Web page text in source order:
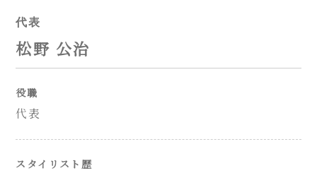
代表
松野 公治
役職
代表
スタイリスト歴